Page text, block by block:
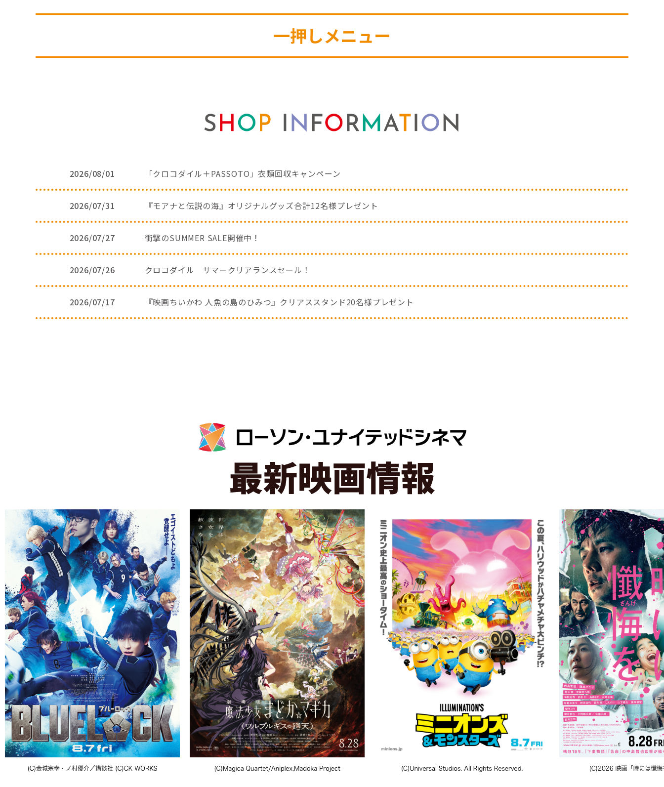
一押しメニュー
2026/08/01 「クロコダイル＋PASSOTO」衣類回収キャンペーン
2026/07/31 『モアナと伝説の海』オリジナルグッズ合計12名様プレゼント
2026/07/27 衝撃のSUMMER SALE開催中！
2026/07/26 クロコダイル サマークリアランスセール！
2026/07/17 『映画ちいかわ 人魚の島のひみつ』クリアススタンド20名様プレゼント